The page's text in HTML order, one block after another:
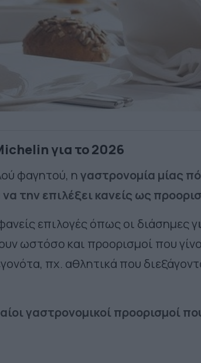
για το 2026
φαγητού, ηγαστρονομία μίας
να την επιλέξει κανείς ως
επιλογές όπως οι διάσημες γ
ωστόσο και προορισμοί που
πχ. αθλητικά που
γαστρονομικοί προορισμοί